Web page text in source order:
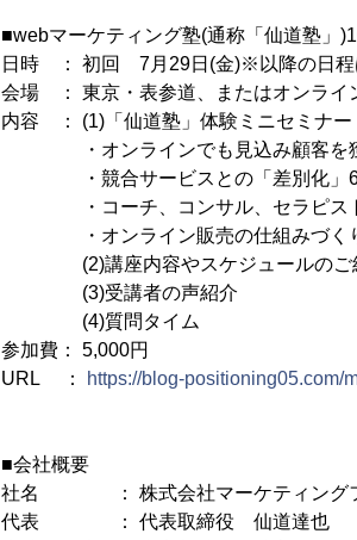
■webマーケティング塾(通称「仙道塾」
日時 ： 初回 7月29日(金)※以降の日程
会場 ： 東京・表参道、またはオンライ
内容 ： (1)「仙道塾」体験ミニセミナー
・オンラインでも見込み顧客を獲
・競合サービスとの「差別化」6
・コーチ、コンサル、セラピスト
・オンライン販売の仕組みづく
(2)講座内容やスケジュールのご
(3)受講者の声紹介
(4)質問タイム
参加費： 5,000円
URL ：
https://blog-positioning05.com/
■会社概要
社名 ： 株式会社マーケティングフ
代表 ： 代表取締役 仙道達也